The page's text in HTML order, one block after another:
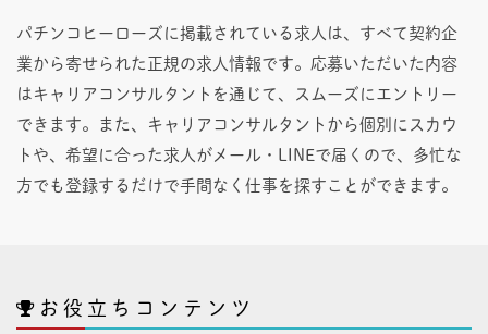
パチンコヒーローズに掲載されている求人は、すべて契約企
業から寄せられた正規の求人情報です。応募いただいた内容
はキャリアコンサルタントを通じて、スムーズにエントリー
できます。また、キャリアコンサルタントから個別にスカウ
トや、希望に合った求人がメール・LINEで届くので、多忙な
方でも登録するだけで手間なく仕事を探すことができます。
お役立ちコンテンツ